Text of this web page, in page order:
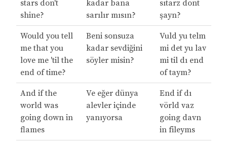
stars don't
shine?
kadar bana
sarılır mısın?
sıtarz dont
şayn?
Would you tell
me that you
love me 'til the
end of time?
Beni sonsuza
kadar sevdiğini
söyler misin?
Vuld yu telm
mi det yu lav
mi til dı end
of taym?
And if the
world was
going down in
flames
Ve eğer dünya
alevler içinde
yanıyorsa
End if dı
vörld vaz
going davn
in fileyms